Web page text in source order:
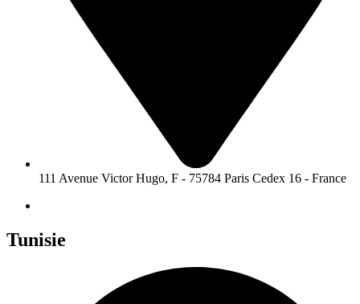
111 Avenue Victor Hugo, F - 75784 Paris Cedex 16 - France
Tunisie